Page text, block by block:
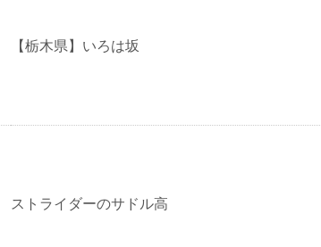
【栃木県】いろは坂
ストライダーのサドル高